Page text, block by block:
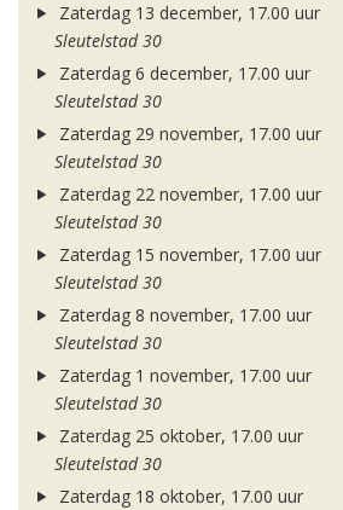
Zaterdag 13 december, 17.00 uur
Sleutelstad 30
Zaterdag 6 december, 17.00 uur
Sleutelstad 30
Zaterdag 29 november, 17.00 uur
Sleutelstad 30
Zaterdag 22 november, 17.00 uur
Sleutelstad 30
Zaterdag 15 november, 17.00 uur
Sleutelstad 30
Zaterdag 8 november, 17.00 uur
Sleutelstad 30
Zaterdag 1 november, 17.00 uur
Sleutelstad 30
Zaterdag 25 oktober, 17.00 uur
Sleutelstad 30
Zaterdag 18 oktober, 17.00 uur